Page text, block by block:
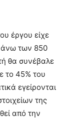
έργου είχε
άνω των 850
θα συνέβαλε
το 45% του
εγείρονται
της
από την